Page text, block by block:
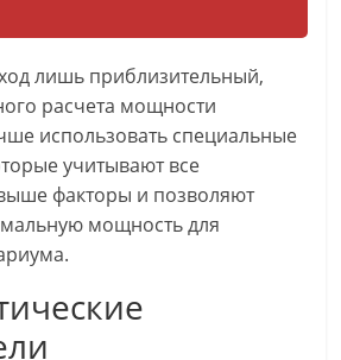
лишь приблизительный,
расчета мощности
использовать специальные
учитывают все
факторы и позволяют
мощность для